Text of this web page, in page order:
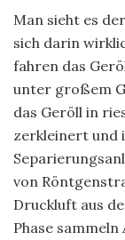
Man sieht es
sich darin
fahren das
unter großem
das Geröll in
zerkleinert und
von
Druckluft aus
Phase